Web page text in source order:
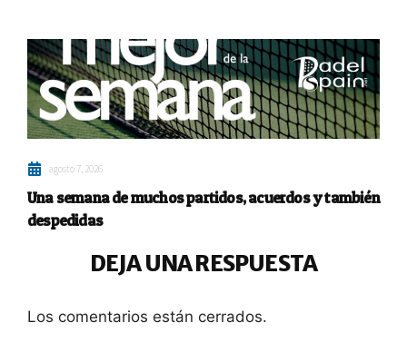
agosto 7, 2026
Una semana de muchos partidos, acuerdos y también
despedidas
DEJA UNA RESPUESTA
Los comentarios están cerrados.